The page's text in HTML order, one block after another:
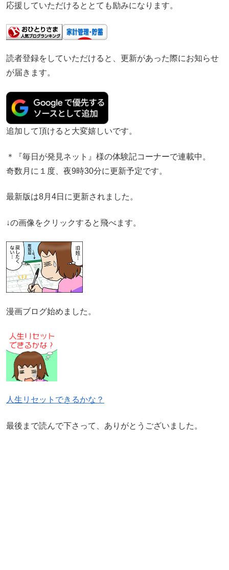
応援していただけるととても励みになります。
読者登録をしていただけると、更新があった際にお知らせ
が届きます。
追加して頂けると大変嬉しいです。
＊『毎日が発見ネット』様の体験記コーナーで連載中。
奇数月に１度、夜9時30分に更新予定です。
最新版は8月4日に更新されました。
↓の画像をクリックすると飛べます。
漫画ブログ始めました。
人生リセットできるかな？
最後まで読んで下さって、ありがとうございました。